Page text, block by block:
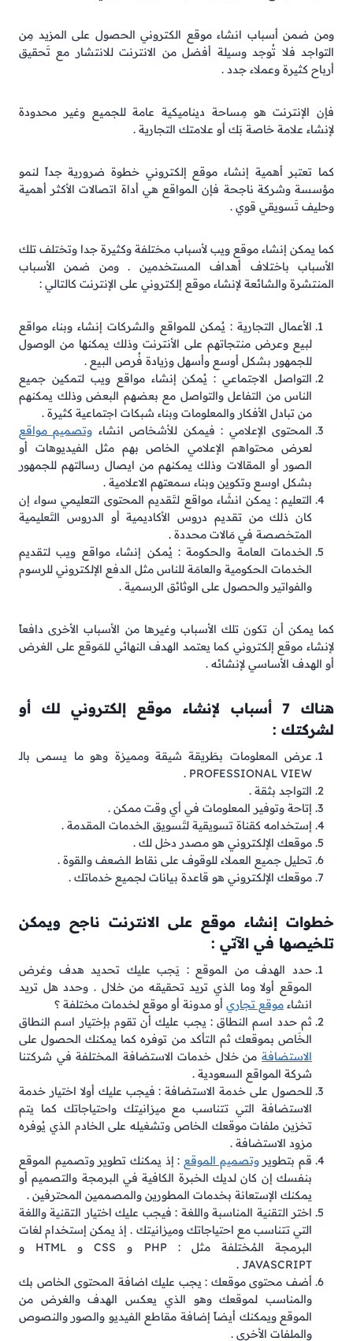
ومن ضمن أسباب انشاء موقع الكتروني الحصول على المزيد مِن
التواجد فلا تُوجد وسيلة أفضل من الانترنت للانتشار مع تَحقيق
أرباح كثيرة وعملاء جدد .
فإن الإنترنت هو مِساحة ديناميكية عامة للجميع وغير محدودة
لإنشاء علامة خاصة بَك أو علامتك التجارية .
كما تعتبر أهمية إنشاء موقع إلكتروني خطوة ضرورية جداً لنمو
مؤسسة وشركة ناجحة فإن المواقع هي أداة اتصالات الأكثر أهمية
وحليف تَسويقي قوي .
كما يمكن إنشاء موقع ويب لأسباب مختلفة وكثيرة جدا وتختلف تلك
الأسباب باختلاف أهداف المستخدمين . ومن ضمن الأسباب
المنتشرة والشائعة لإنشاء موقع إلكتروني على الإنترنت كالتالي :
الأعمال التجارية : يُمكن للمواقع والشركات إنشاء وبناء مواقع
لبيع وعرض منتجاتهم على الأنترنت وذلك يمكنها من الوصول
للجمهور بشكل أوسع وأسهل وزيادة فُرص البيع .
التواصل الاجتماعي : يُمكن إنشاء مواقع ويب لتمكين جميع
الناس من التفاعل والتواصل مع بعضهم البعض وذلك يمكنهم
من تبادل الأفكار والمعلومات وبناء شبكات اجتماعية كثيرة .
المحتوى الإعلامي : فيمكن للأشخاص انشاء وتصميم مواقع
لعرض محتواهم الإعلامي الخاص بهم مثل الفيديوهات أو
الصور أو المقالات وذلك يمكنهم من ايصال رسالتهم للجمهور
بشكل اوسع وتكوين وبناء سمعتهم الاعلامية .
التعليم : يمكن انشَاء مواقع لتَقديم المحتوى التعليمي سواء إن
كان ذلك من تقديم دروس الأكاديمية أو الدروس التَعليمية
المتخصصة في مَالات محددة .
الخدمات العامة والحكومة : يُمكن إنشاء مواقع ويب لتقديم
الخدمات الحكومية والعامَة للناس مثل الدفع الإلكتروني للرسوم
والفواتير والحصول على الوثائق الرسمية .
كما يمكن أن تكون تلك الأسباب وغيرها من الأسباب الأخرى دافعاً
لإنشاء موقع إلكتروني كما يعتمد الهدف النهائي للمَوقع على الغرض
أو الهدف الأساسي لإنشائه .
هناك 7 أسباب لإنشاء موقع إلكتروني لك أو
لشركتك :
عرض المعلومات بطَريقة شيقة ومميزة وهو ما يسمى بالـ
PROFESSIONAL VIEW .
التواجد بثقة .
إتاحة وتوفير المعلومات في أي وقت ممكن .
إستخدامه كقناة تسويقية لتَسويق الخدمات المقدمة .
موقعك الإلكتروني هو مصدر دخل لك .
تحليل جميع العملاء للوقوف على نقاط الضعف والقوة .
موقعك الإلكتروني هو قاعدة بيانات لجميع خدماتك .
خطوات إنشاء موقع على الانترنت ناجح ويمكن
تلخيصها في الآتي :
حدد الهدف من الموقع : يَجب عليك تحديد هدف وغرض
الموقع أولا وما الذي تريد تحقيقه من خلال . وحدد هل تريد
انشاء موقع تجاري أو مدونة أو موقع لخدمات مختلفة ؟
ثم حدد اسم النطاق : يجب عليك أن تقوم بإختيار اسم النطاق
الخَاص بموقعك ثم التأكد من توفره كما يمكنك الحصول على
الاستضافة من خلال خدمات الاستضافة المختلفة في شركتنا
شركة المواقع السعودية .
للحصول على خدمة الاستضافة : فيجب عليك أولا اختيار خدمة
الاستضافة التي تتناسب مع ميزانيتك واحتياجاتك كما يتم
تخزين ملفات موقعك الخاص وتشغيله على الخادم الذي يُوفره
مزود الاستضافة .
قم بتطويروتصميم الموقع : إذ يمكنك تطوير وتصميم الموقع
بنفسك إن كان لديك الخبرة الكافية في البرمجة والتصميم أو
يمكنك الإستعانة بخدمات المطورين والمصممين المحترفين .
اختر التقنية المناسبة واللغة : فيجب عليك اختيار التقنية واللغة
التي تتناسب مع احتياجاتك وميزانيتك . إذ يمكن إستخدام لغات
البرمجة المُختلفة مثل : PHP و CSS و HTML و
JAVASCRIPT .
أضف محتوى موقعك : يجب عليك اضافة المحتوى الخاص بك
والمناسب لموقعك وهو الذي يعكس الهدف والغرض من
الموقع ويمكنك أيضاً إضافة مقاطع الفيديو والصور والنصوص
والملفات الأخرى .